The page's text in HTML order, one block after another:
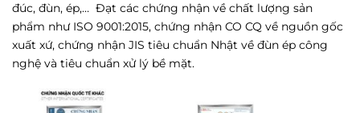
đúc, đùn, ép,… Đạt các chứng nhận về chất lượng sản
phẩm như ISO 9001:2015, chứng nhận CO CQ về nguồn gốc
xuất xứ, chứng nhận JIS tiêu chuẩn Nhật về đùn ép công
nghệ và tiêu chuẩn xử lý bề mặt.